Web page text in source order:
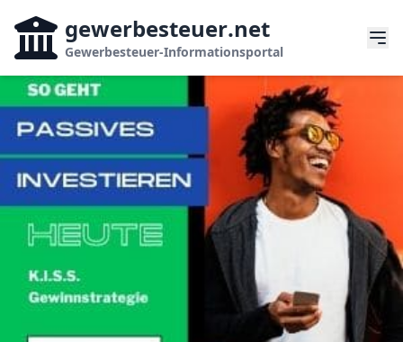
gewerbesteuer.net
Gewerbesteuer-Informationsportal